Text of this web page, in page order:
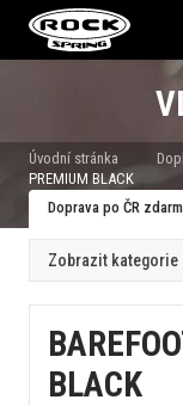
Úvodní stránka
PREMIUM BLACK
Doprava po ČR
BLACK
Zobrazit kategorie